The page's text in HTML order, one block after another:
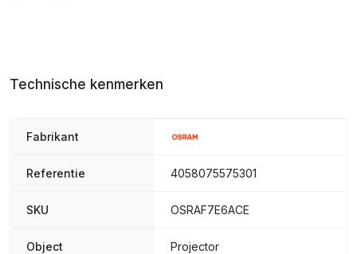
Technische kenmerken
Fabrikant
Referentie 4058075575301
SKU OSRAF7E6ACE
Object Projector